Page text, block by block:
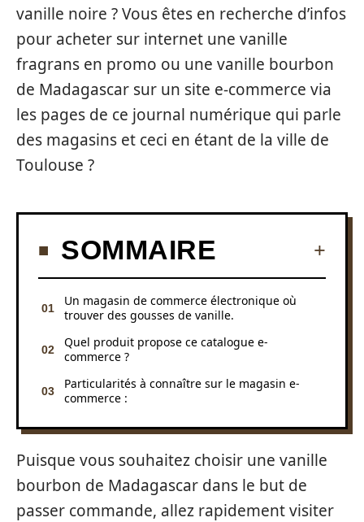
vanille noire ? Vous êtes en recherche d’infos
pour acheter sur internet une vanille
fragrans en promo ou une vanille bourbon
de Madagascar sur un site e-commerce via
les pages de ce journal numérique qui parle
des magasins et ceci en étant de la ville de
Toulouse ?
SOMMAIRE
Un magasin de commerce électronique où
trouver des gousses de vanille.
Quel produit propose ce catalogue e-
commerce ?
Particularités à connaître sur le magasin e-
commerce :
Puisque vous souhaitez choisir une vanille
bourbon de Madagascar dans le but de
passer commande, allez rapidement visiter